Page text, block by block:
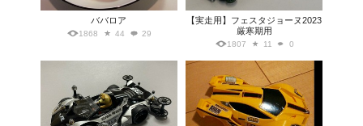
ババロア
1868 44 29
【実走用】フェスタジョーヌ2023
厳寒期用
1807 11 0